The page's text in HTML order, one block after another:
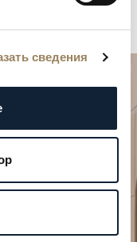
сведения